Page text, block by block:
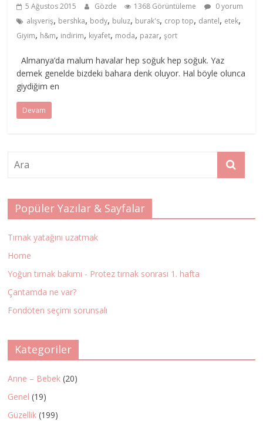
5 Ağustos 2015 Gözde 1368 Görüntüleme
0 yorum
alışveriş, bershka, body, buluz, burak's, crop top, dantel, etek,
Giyim, h&m, indirim, kıyafet, moda, pazar,şort
Almanya’da malum havalar hep soğuk hep soğuk. Yaz
demek genelde bizdeki bahara denk oluyor. Hal böyle olunca
giydiğim en
Devam
Popüler Yazılar & Sayfalar
Tırnak yatağını uzatmak
Home
Yoğun tırnak bakımı - Protez tırnak sonrası 1. hafta
Çantamda ne var?
Fondöten seçimi sorunsalı
Kategoriler
Anne – Bebek (20)
Genel (19)
Güzellik (199)